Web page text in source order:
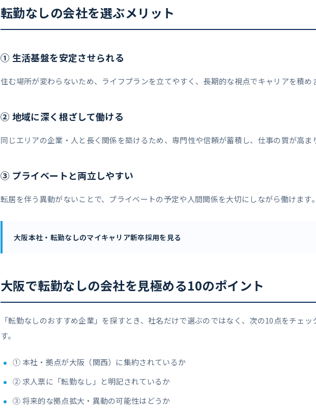
転勤なしの会社を選ぶメリット
① 生活基盤を安定させられる
住む場所が変わらないため、ライフプランを立てやすく、長期的な視点でキャリアを積め
② 地域に深く根ざして働ける
同じエリアの企業・人と長く関係を築けるため、専門性や信頼が蓄積し、仕事の質が高ま
③ プライベートと両立しやすい
転居を伴う異動がないことで、プライベートの予定や人間関係を大切にしながら働けます。
大阪本社・転勤なしのマイキャリア新卒採用を見る
大阪で転勤なしの会社を見極める10のポイント
「転勤なしのおすすめ企業」を探すとき、社名だけで選ぶのではなく、次の10点をチェ
す。
① 本社・拠点が大阪（関西）に集約されているか
② 求人票に「転勤なし」と明記されているか
③ 将来的な拠点拡大・異動の可能性はどうか